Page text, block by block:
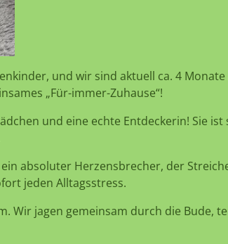
und wir sind aktuell ca. 4
„Für-immer-Zuhause“!
und eine echte Entdeckerin! Sie
absoluter Herzensbrecher, der
jeden Alltagsstress.
Wir jagen gemeinsam durch die Bude,